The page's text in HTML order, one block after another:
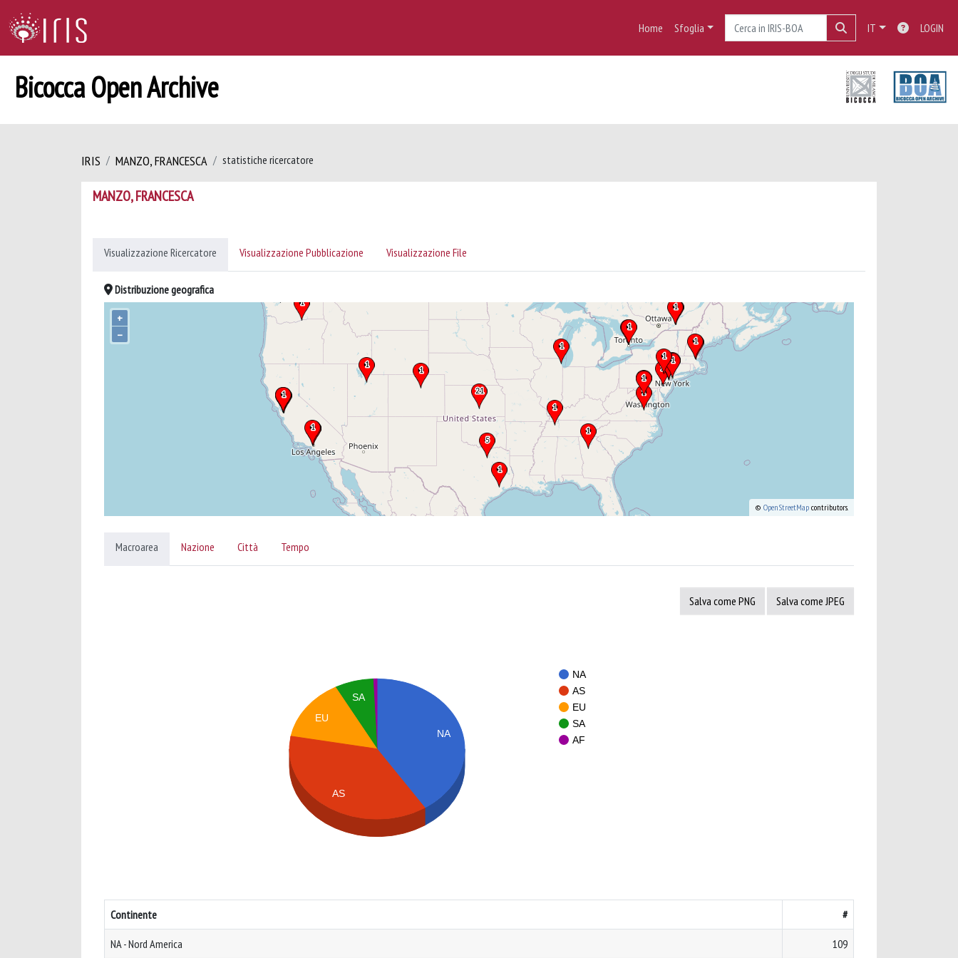
Home Sfoglia IT LOGIN
Bicocca Open Archive
IRIS MANZO, FRANCESCA statistiche ricercatore
MANZO, FRANCESCA
Visualizzazione Ricercatore Visualizzazione Pubblicazione Visualizzazione File
Distribuzione geografica
+
–
© OpenStreetMap contributors.
Macroarea Nazione Città Tempo
Salva come PNG Salva come JPEG
NA
AS
EU
SA
AF
NA
SA
EU
AS
Continente #
NA - Nord America 109